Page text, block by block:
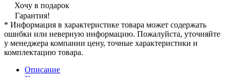
Хочу в подарок
Гарантия!
* Информация в характеристике товара может содержать
ошибки или неверную информацию. Пожалуйста, уточняйте
у менеджера компании цену, точные характеристики и
комплектацию товара.
Описание